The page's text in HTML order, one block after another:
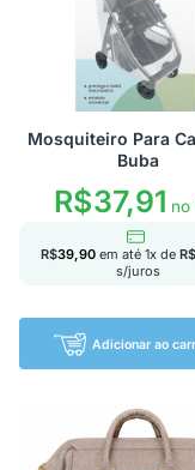
Mosquiteiro Para
Buba
R$37,91 no
R$39,90 em até 1x de R$
s/juros
Adicionar ao